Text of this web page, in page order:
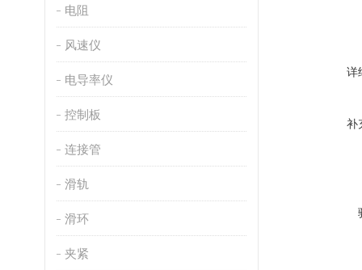
电阻
风速仪
电导率仪
控制板
连接管
滑轨
滑环
夹紧
详
补